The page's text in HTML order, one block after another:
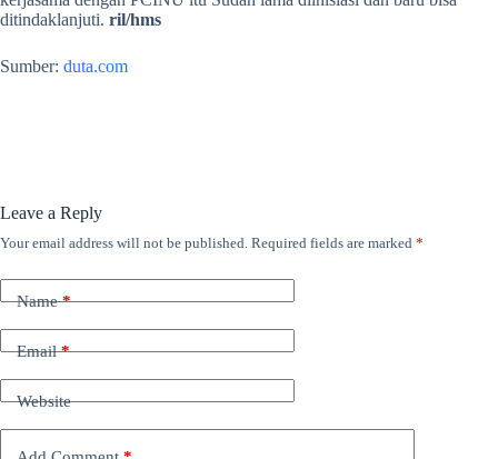
ditindaklanjuti. ril/hms
Sumber: duta.com
Leave a Reply
Your email address will not be published. Required fields are marked *
Name*
Email*
Website